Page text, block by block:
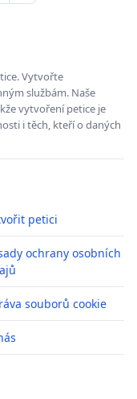
Vytvořte
službám. Naše
vytvoření petice je
i těch, kteří o daných
petici
ochrany osobních
souborů cookie